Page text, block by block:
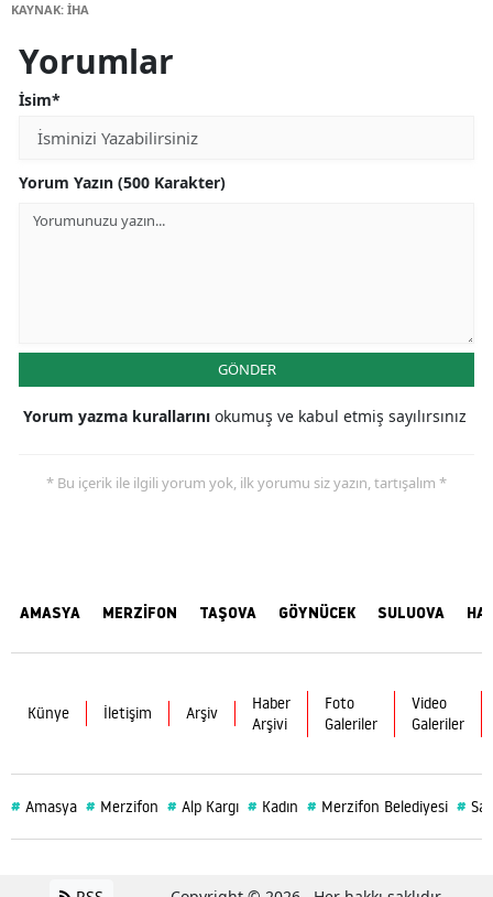
KAYNAK: İHA
Yorumlar
İsim*
Yorum Yazın (500 Karakter)
GÖNDER
Yorum yazma kurallarını okumuş ve kabul etmiş sayılırsınız
* Bu içerik ile ilgili yorum yok, ilk yorumu siz yazın, tartışalım *
AMASYA MERZİFON TAŞOVA GÖYNÜCEK SULUOVA
Künye İletişim Arşiv
Haber
Arşivi
Foto
Galeriler
Video
Galeriler
# Amasya # Merzifon # Alp Kargı # Kadın # Merzifon Belediyesi #